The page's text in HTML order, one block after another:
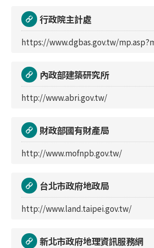
行政院主計處
https://www.dgbas.gov.tw/
內政部建築研究所
http://www.abri.gov.tw/
財政部國有財產局
http://www.mofnpb.gov.tw/
台北市政府地政局
http://www.land.taipei.gov.tw/
新北市政府地理資訊服務網